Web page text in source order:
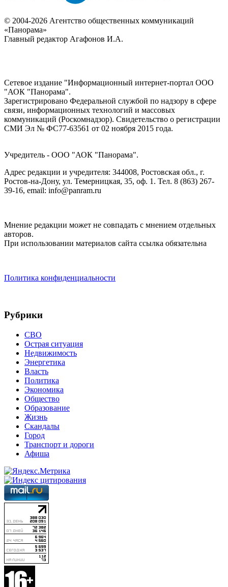
© 2004-2026 Агентство общественных коммуникаций
«Панорама»
Главный редактор Агафонов И.А.
Сетевое издание "Информационный интернет-портал ООО
"АОК "Панорама".
Зарегистрировано Федеральной службой по надзору в сфере
связи, информационных технологий и массовых
коммуникаций (Роскомнадзор). Cвидетельство о регистрации
СМИ Эл № ФС77-63561 от 02 ноября 2015 года.
Учредитель - ООО "АОК "Панорама".
Адрес редакции и учредителя: 344008, Ростовская обл., г.
Ростов-на-Дону, ул. Темерницкая, 35, оф. 1. Тел. 8 (863) 267-
39-16, email: info@panram.ru
Мнение редакции может не совпадать с мнением отдельных
авторов.
При использовании материалов сайта ссылка обязательна
Политика конфиденциальности
Рубрики
СВО
Острая ситуация
Недвижимость
Энергетика
Власть
Политика
Экономика
Общество
Образование
Жизнь
Скандалы
Город
Транспорт и дороги
Афиша